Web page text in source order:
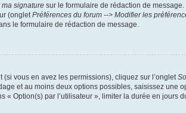
ma signature sur le formulaire de rédaction de
(onglet Préférences du forum --> Modifier les
le formulaire de rédaction de message.
vous en avez les permissions), cliquez sur l’onglet
et au moins deux options possibles, saisissez une
Option(s) par l’utilisateur », limiter la durée en jours